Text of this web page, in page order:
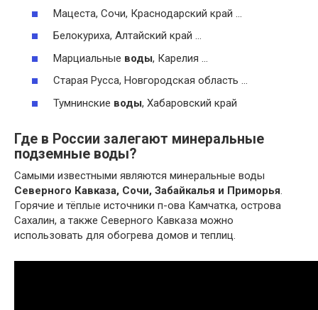
Мацеста, Сочи, Краснодарский край …
Белокуриха, Алтайский край …
Марциальные воды, Карелия …
Старая Русса, Новгородская область …
Тумнинские воды, Хабаровский край
Где в России залегают минеральные
подземные воды?
Самыми известными являются минеральные воды
Северного Кавказа, Сочи, Забайкалья и Приморья
Горячие и тёплые источники п-ова Камчатка, острова
Сахалин, а также Северного Кавказа можно
использовать для обогрева домов и теплиц.